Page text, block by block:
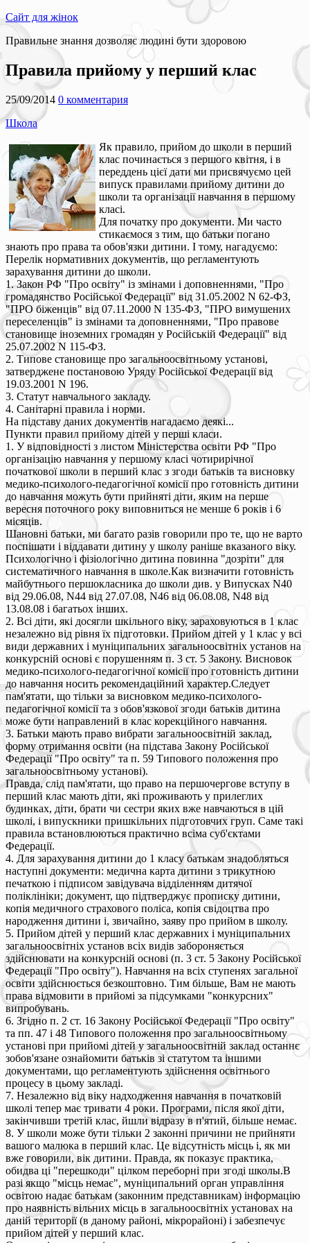
Сайт для жінок
Правильне знання дозволяє людині бути здоровою
Правила прийому у перший клас
25/09/2014 0 комментария
Школа
Як правило, прийом до школи в перший
клас починається з першого квітня, і в
переддень цієї дати ми присвячуємо цей
випуск правилами прийому дитини до
школи та організації навчання в першому
класі.
Для початку про документи. Ми часто
стикаємося з тим, що батьки погано
знають про права та обов'язки дитини. І тому, нагадуємо:
Перелік нормативних документів, що регламентують
зарахування дитини до школи.
1. Закон РФ "Про освіту" із змінами і доповненнями, "Про
громадянство Російської Федерації" від 31.05.2002 N 62-ФЗ,
"ПРО біженців" від 07.11.2000 N 135-ФЗ, "ПРО вимушених
переселенців" із змінами та доповненнями, "Про правове
становище іноземних громадян у Російській Федерації" від
25.07.2002 N 115-ФЗ.
2. Типове становище про загальноосвітньому установі,
затверджене постановою Уряду Російської Федерації від
19.03.2001 N 196.
3. Статут навчального закладу.
4. Санітарні правила і норми.
На підставу даних документів нагадаємо деякі...
Пункти правил прийому дітей у перші класи.
1. У відповідності з листом Міністерства освіти РФ "Про
організацію навчання у першому класі чотирирічної
початкової школи в перший клас з згоди батьків та висновку
медико-психолого-педагогічної комісії про готовність дитини
до навчання можуть бути прийняті діти, яким на перше
вересня поточного року виповниться не менше 6 років і 6
місяців.
Шановні батьки, ми багато разів говорили про те, що не варто
поспішати і віддавати дитину у школу раніше вказаного віку.
Психологічно і фізіологічно дитина повинна "дозріти" для
систематичного навчання в школе.Как визначити готовність
майбутнього першокласника до школи див. у Випусках N40
від 29.06.08, N44 від 27.07.08, N46 від 06.08.08, N48 від
13.08.08 і багатьох інших.
2. Всі діти, які досягли шкільного віку, зараховуються в 1 клас
незалежно від рівня їх підготовки. Прийом дітей у 1 клас у всі
види державних і муніципальних загальноосвітніх установ на
конкурсній основі є порушенням п. 3 ст. 5 Закону. Висновок
медико-психолого-педагогічної комісії про готовність дитини
до навчання носить рекомендаційний характер.Следует
пам'ятати, що тільки за висновком медико-психолого-
педагогічної комісії та з обов'язкової згоди батьків дитина
може бути направлений в клас корекційного навчання.
3. Батьки мають право вибрати загальноосвітній заклад,
форму отримання освіти (на підстава Закону Російської
Федерації "Про освіту" та п. 59 Типового положення про
загальноосвітньому установі).
Правда, слід пам'ятати, що право на першочергове вступу в
перший клас мають діти, які проживають у прилеглих
будинках, діти, брати чи сестри яких вже навчаються в цій
школі, і випускники пришкільних підготовчих груп. Саме такі
правила встановлюються практично всіма суб'єктами
Федерації.
4. Для зарахування дитини до 1 класу батькам знадобляться
наступні документи: медична карта дитини з трикутною
печаткою і підписом завідувача відділенням дитячої
поліклініки; документ, що підтверджує прописку дитини,
копія медичного страхового поліса, копія свідоцтва про
народження дитини і, звичайно, заяву про прийом в школу.
5. Прийом дітей у перший клас державних і муніципальних
загальноосвітніх установ всіх видів забороняється
здійснювати на конкурсній основі (п. 3 ст. 5 Закону Російської
Федерації "Про освіту"). Навчання на всіх ступенях загальної
освіти здійснюється безкоштовно. Тим більше, Вам не мають
права відмовити в прийомі за підсумками "конкурсних"
випробувань.
6. Згідно п. 2 ст. 16 Закону Російської Федерації "Про освіту"
та пп. 47 і 48 Типового положення про загальноосвітньому
установі при прийомі дітей у загальноосвітній заклад останнє
зобов'язане ознайомити батьків зі статутом та іншими
документами, що регламентують здійснення освітнього
процесу в цьому закладі.
7. Незалежно від віку надходження навчання в початковій
школі тепер має тривати 4 роки. Програми, після якої діти,
закінчивши третій клас, йшли відразу в п'ятий, більше немає.
8. У школи може бути тільки 2 законні причини не прийняти
вашого малюка в перший клас. Це відсутність місць і, як ми
вже говорили, вік дитини. Правда, як показує практика,
обидва ці "перешкоди" цілком переборні при згоді школы.В
разі якщо "місць немає", муніципальний орган управління
освітою надає батькам (законним представникам) інформацію
про наявність вільних місць в загальноосвітніх установах на
даній території (в даному районі, мікрорайоні) і забезпечує
прийом дітей у перший клас.